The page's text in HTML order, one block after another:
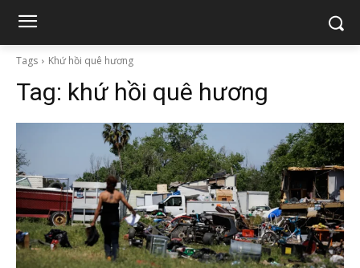
Tags Khứ hồi quê hương
Tag: khứ hồi quê hương